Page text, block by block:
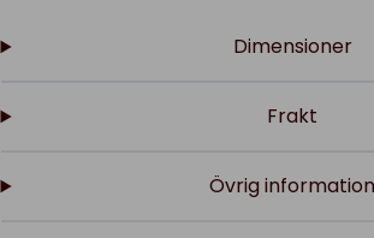
Dimensioner
Frakt
Övrig information